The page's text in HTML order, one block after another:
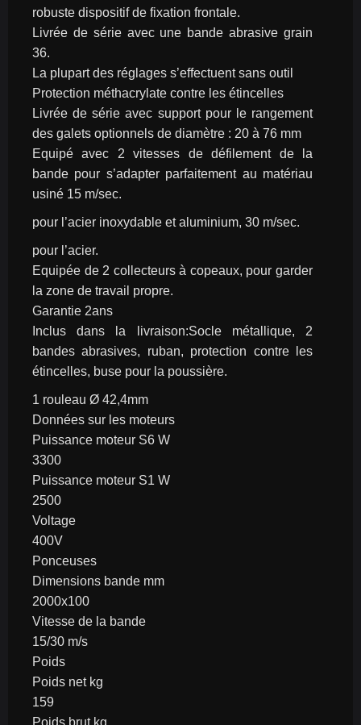
robuste dispositif de fixation frontale.
Livrée de série avec une bande abrasive grain
36.
La plupart des réglages s’effectuent sans outil
Protection méthacrylate contre les étincelles
Livrée de série avec support pour le rangement
des galets optionnels de diamètre : 20 à 76 mm
Equipé avec 2 vitesses de défilement de la
bande pour s’adapter parfaitement au matériau
usiné 15 m/sec.
pour l’acier inoxydable et aluminium, 30 m/sec.
pour l’acier.
Equipée de 2 collecteurs à copeaux, pour garder
la zone de travail propre.
Garantie 2ans
Inclus dans la livraison:Socle métallique, 2
bandes abrasives, ruban, protection contre les
étincelles, buse pour la poussière.
1 rouleau Ø 42,4mm
Données sur les moteurs
Puissance moteur S6 W
3300
Puissance moteur S1 W
2500
Voltage
400V
Ponceuses
Dimensions bande mm
2000x100
Vitesse de la bande
15/30 m/s
Poids
Poids net kg
159
Poids brut kg